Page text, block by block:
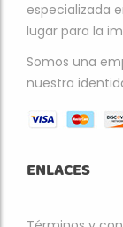
especializada
lugar para la
Somos una
nuestra
ENLACES